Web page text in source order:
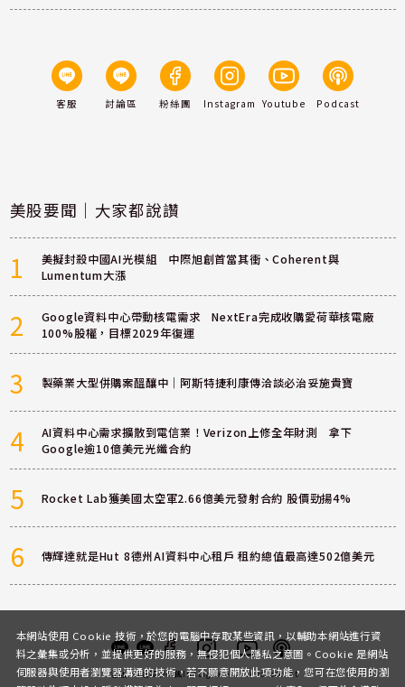
客服 討論區 粉絲團 Instagram Youtube Podcast
美股要聞｜大家都說讚
1
美擬封殺中國AI光模組 中際旭創首當其衝、Coherent與
Lumentum大漲
2
Google資料中心帶動核電需求 NextEra完成收購愛荷華核電廠
100%股權，目標2029年復運
3 製藥業大型併購案醞釀中｜阿斯特捷利康傳洽談必治妥施貴寶
4
AI資料中心需求擴散到電信業！Verizon上修全年財測 拿下
Google逾10億美元光纖合約
5 Rocket Lab獲美國太空軍2.66億美元發射合約 股價勁揚4%
6 傳輝達就是Hut 8德州AI資料中心租戶 租約總值最高達502億美元
客服 討論區粉絲團InstagramYoutubePodcast
本網站使用 Cookie 技術，於您的電腦中存取某些資訊，以輔助本網站進行資
料之彙集或分析，並提供更好的服務，無侵犯個人隱私之意圖。Cookie 是網站
伺服器與使用者瀏覽器溝通的技術，若不願意開放此項功能，您可在您使用的瀏